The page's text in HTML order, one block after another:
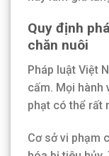
Quy định
chăn nuôi
Pháp luật Việt
cấm. Mọi hành
phạt có thể rất
Cơ sở vi phạm